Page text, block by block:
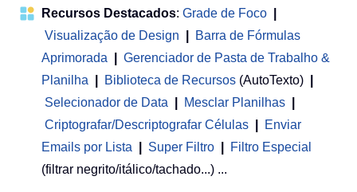
Recursos Destacados: Grade de Foco
Visualização de Design
Barra de Fórmulas
Aprimorada
Gerenciador de Pasta de Trabalho &
Planilha
Biblioteca de Recursos (AutoTexto)
Selecionador de Data
Mesclar Planilhas
Criptografar/Descriptografar Células
Enviar
Emails por Lista
Super Filtro
Filtro Especial
(filtrar negrito/itálico/tachado...) ...